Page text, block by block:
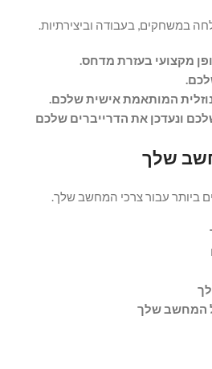
במשחקים, בעבודה וביצירתיות.
מקצועי בעזרת מדחס.
המותאמת אישית שלכם.
ונעדכן את הדרייברים שלכם
שלך
ביותר עבור צרכי המחשב שלך.
המחשב שלך